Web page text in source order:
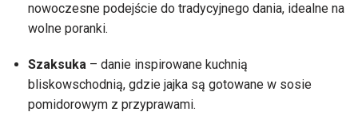
nowoczesne podejście do tradycyjnego dania, idealne na
wolne poranki.
Szaksuka – danie inspirowane kuchnią
bliskowschodnią, gdzie jajka są gotowane w sosie
pomidorowym z przyprawami.